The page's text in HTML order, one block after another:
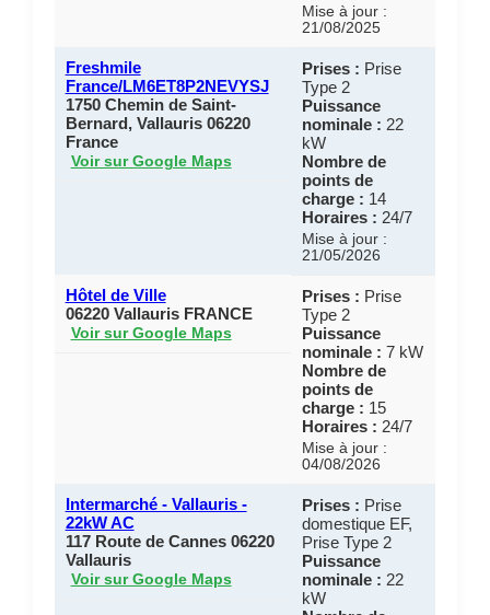
Mise à jour :
21/08/2025
Freshmile
France/LM6ET8P2NEVYSJ
1750 Chemin de Saint-
Bernard, Vallauris 06220
France
Voir sur Google Maps
Prises : Prise
Type 2
Puissance
nominale : 22
kW
Nombre de
points de
charge : 14
Horaires : 24/7
Mise à jour :
21/05/2026
Hôtel de Ville
06220 Vallauris FRANCE
Voir sur Google Maps
Prises : Prise
Type 2
Puissance
nominale : 7 kW
Nombre de
points de
charge : 15
Horaires : 24/7
Mise à jour :
04/08/2026
Intermarché - Vallauris -
22kW AC
117 Route de Cannes 06220
Vallauris
Voir sur Google Maps
Prises : Prise
domestique EF,
Prise Type 2
Puissance
nominale : 22
kW